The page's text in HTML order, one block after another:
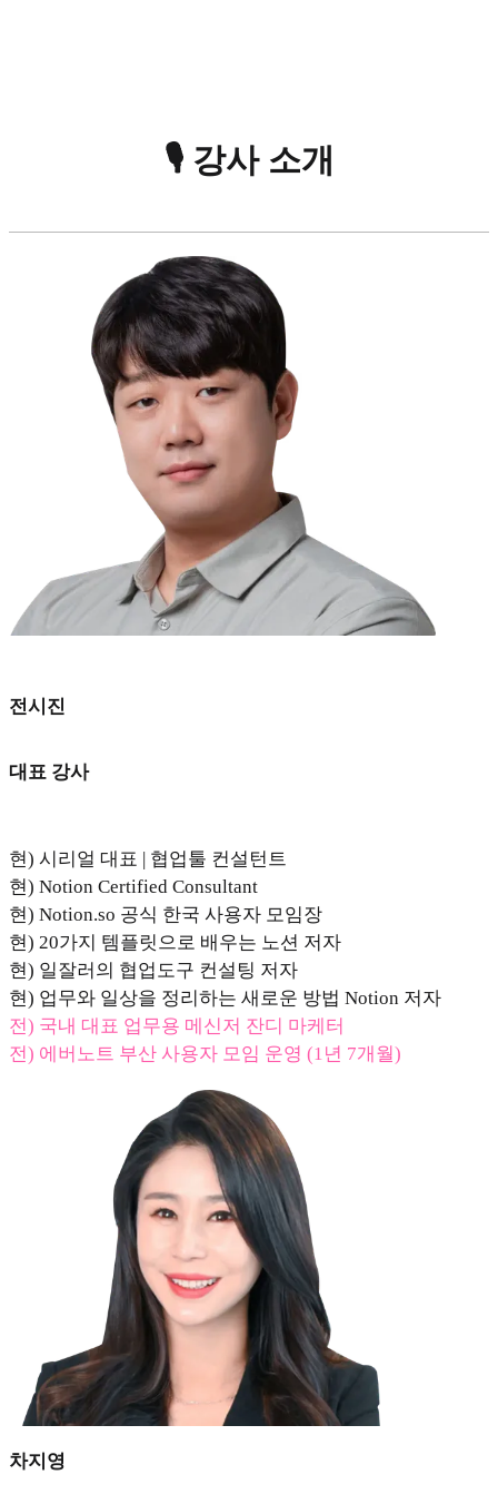
🎙️ 강사 소개
전시진
대표 강사
현) 시리얼 대표 | 협업툴 컨설턴트
현) Notion Certified Consultant
현) Notion.so 공식 한국 사용자 모임장
현) 20가지 템플릿으로 배우는 노션 저자
현) 일잘러의 협업도구 컨설팅 저자
현) 업무와 일상을 정리하는 새로운 방법 Notion 저자
전) 국내 대표 업무용 메신저 잔디 마케터
전) 에버노트 부산 사용자 모임 운영 (1년 7개월)
차지영